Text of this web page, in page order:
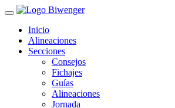
Inicio
Alineaciones
Secciones
Consejos
Fichajes
Guías
Alineaciones
Jornada